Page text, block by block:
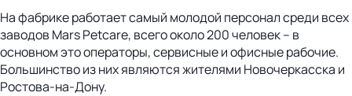
На фабрике работает самый молодой персонал среди всех
заводов Mars Petcare, всего около 200 человек – в
основном это операторы, сервисные и офисные рабочие.
Большинство из них являются жителями Новочеркасска и
Ростова-на-Дону.